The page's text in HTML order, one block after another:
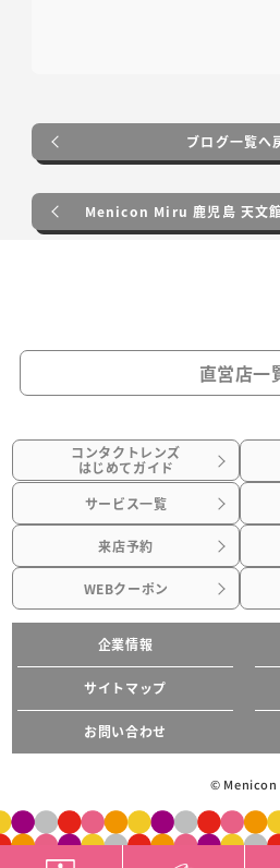
ブログ一覧へ
Menicon Miru 鹿児島 天文
直営店一
コンタクトレンズ
はじめてガイド
サービス一覧
来店予約
WEBクーポン
企業情報
サイトマップ
お問い合わせ
© Menicon